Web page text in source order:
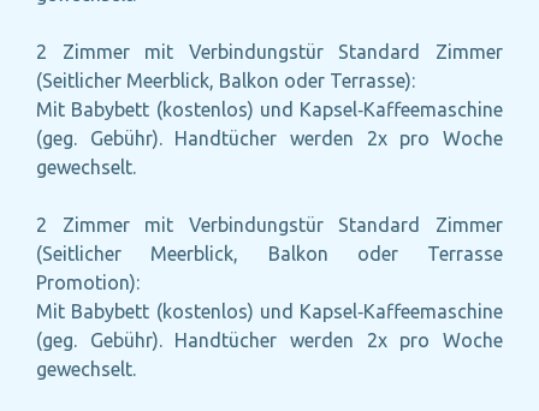
2 Zimmer mit Verbindungstür Standard Zimmer
(Seitlicher Meerblick, Balkon oder Terrasse):
Mit Babybett (kostenlos) und Kapsel‑Kaffeemaschine
(geg. Gebühr). Handtücher werden 2x pro Woche
gewechselt.
2 Zimmer mit Verbindungstür Standard Zimmer
(Seitlicher Meerblick, Balkon oder Terrasse
Promotion):
Mit Babybett (kostenlos) und Kapsel‑Kaffeemaschine
(geg. Gebühr). Handtücher werden 2x pro Woche
gewechselt.